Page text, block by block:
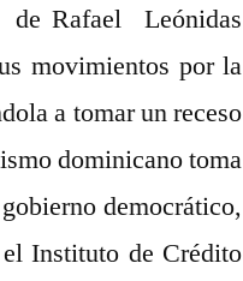
de Rafael Leónidas
movimientos por la
a tomar un receso
dominicano toma
democrático,
Instituto de Crédito